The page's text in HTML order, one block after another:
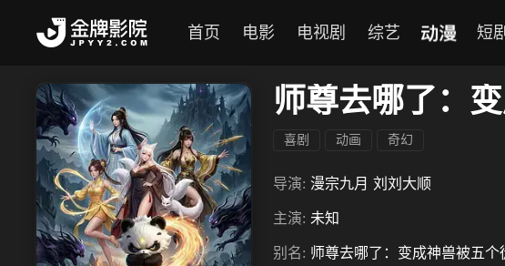
首页 电影 电视剧 综艺 动漫 短剧
师尊去哪了：
喜剧 动画 奇幻
导演: 漫宗九月 刘刘大顺
主演: 未知
别名: 师尊去哪了：变成神兽被五个